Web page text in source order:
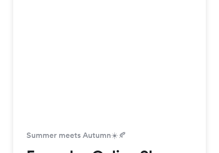
Summer meets Autumn☀️🍂